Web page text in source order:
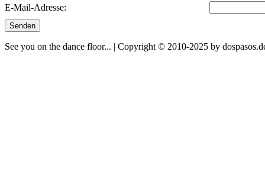
E-Mail-Adresse:
Senden
See you on the dance floor... | Copyright © 2010-2025 by